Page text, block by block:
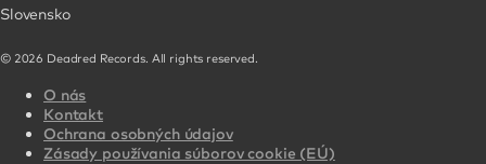
Slovensko
© 2026 Deadred Records. All rights reserved.
O nás
Kontakt
Ochrana osobných údajov
Zásady používania súborov cookie (EÚ)